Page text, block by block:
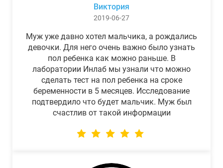
Виктория
2019-06-27
Муж уже давно хотел мальчика, а рождались
девочки. Для него очень важно было узнать
пол ребенка как можно раньше. В
лаборатории Инлаб мы узнали что можно
сделать тест на пол ребенка на сроке
беременности в 5 месяцев. Исследование
подтвердило что будет мальчик. Муж был
счастлив от такой информации